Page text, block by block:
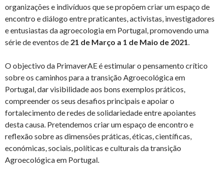
organizações e indivíduos que se propõem criar um espaço de
encontro e diálogo entre praticantes, activistas, investigadores
e entusiastas da agroecologia em Portugal, promovendo uma
série de eventos de 21 de Março a 1 de Maio de 2021.
O objectivo da PrimaverAE é estimular o pensamento crítico
sobre os caminhos para a transição Agroecológica em
Portugal, dar visibilidade aos bons exemplos práticos,
compreender os seus desafios principais e apoiar o
fortalecimento de redes de solidariedade entre apoiantes
desta causa. Pretendemos criar um espaço de encontro e
reflexão sobre as dimensões práticas, éticas, científicas,
económicas, sociais, políticas e culturais da transição
Agroecológica em Portugal.